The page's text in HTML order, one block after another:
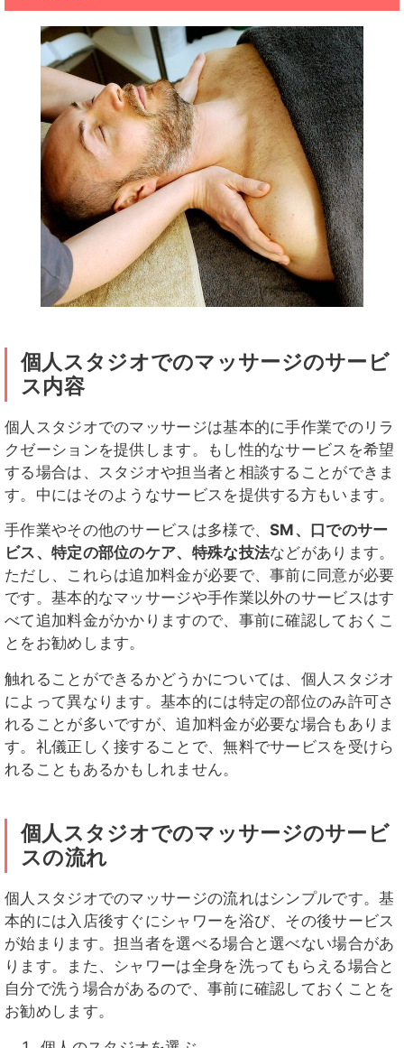
個人スタジオでのマッサージのサービ
ス内容
個人スタジオでのマッサージは基本的に手作業でのリラ
クゼーションを提供します。もし性的なサービスを希望
する場合は、スタジオや担当者と相談することができま
す。中にはそのようなサービスを提供する方もいます。
手作業やその他のサービスは多様で、SM、口でのサー
ビス、特定の部位のケア、特殊な技法などがあります。
ただし、これらは追加料金が必要で、事前に同意が必要
です。基本的なマッサージや手作業以外のサービスはす
べて追加料金がかかりますので、事前に確認しておくこ
とをお勧めします。
触れることができるかどうかについては、個人スタジオ
によって異なります。基本的には特定の部位のみ許可さ
れることが多いですが、追加料金が必要な場合もありま
す。礼儀正しく接することで、無料でサービスを受けら
れることもあるかもしれません。
個人スタジオでのマッサージのサービ
スの流れ
個人スタジオでのマッサージの流れはシンプルです。基
本的には入店後すぐにシャワーを浴び、その後サービス
が始まります。担当者を選べる場合と選べない場合があ
ります。また、シャワーは全身を洗ってもらえる場合と
自分で洗う場合があるので、事前に確認しておくことを
お勧めします。